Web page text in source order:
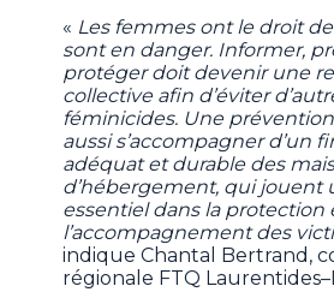
« Les femmes ont le droit
sont en danger. Informer,
protéger doit devenir une
collective afin d’éviter
féminicides. Une
aussi s’accompagner d’un
adéquat et durable des
d’hébergement, qui jouent
essentiel dans la protection
l’accompagnement des
indique Chantal Bertrand,
régionale FTQ